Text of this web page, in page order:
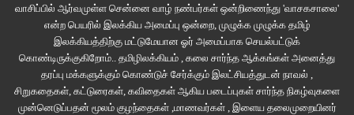
“செத்த இருங்கோ, டேய் சங்கரா உனக்கும் கோவிலுக்கும் சம்பந்தம் இல்ல, நீ
போகலாம், அவள எங்கையாது தொலைச்சுட்டு வந்து சொல்லு”, என மற்றொருவர்
சங்கரனை அவ்விடம் விட்டு வெளியேறும்படி ஆணையிட்டார்.
வாசிப்பில் ஆர்வமுள்ள சென்னை வாழ் நண்பர்கள் ஒன்றிணைந்து 'வாசகசாலை'
என்ற பெயரில் இலக்கிய அமைப்பு ஒன்றை, முழுக்க முழுக்க தமிழ்
இலக்கியத்திற்கு மட்டுமேயான ஓர் அமைப்பாக செயல்பட்டுக்
கொண்டிருக்குகிறோம்.. தமிழிலக்கியம் , கலை சார்ந்த ஆக்கங்கள் அனைத்து
தரப்பு மக்களுக்கும் கொண்டுச் சேர்க்கும் இலட்சியத்துடன் நாவல் ,
சிறுகதைகள், கட்டுரைகள், கவிதைகள் ஆகிய படைப்புகள் சார்ந்த நிகழ்வுகளை
முன்னெடுப்பதன் மூலம் குழந்தைகள் ,மாணவர்கள் , இளைய தலைமுறையினர்